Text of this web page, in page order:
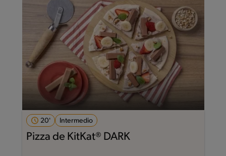
20' Intermedio
Pizza de KitKat® DARK